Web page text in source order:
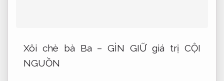
Xôi chè bà Ba – GÌN GIỮ giá trị CỘI
NGUỒN